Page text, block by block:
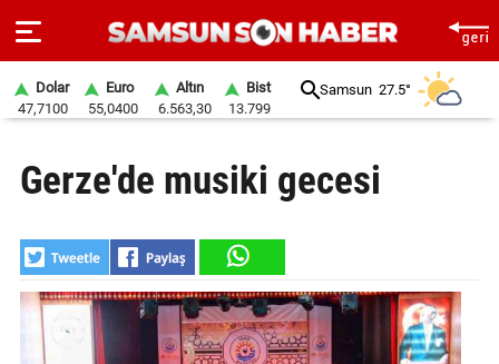
SAYFA
HABER
SAMSUNSPOR
GÜNDEM
Dolar
47,7100
Euro
55,0400
Altın
6.563,30
Bist
13.799
Samsun 27.5°
Gerze'de musiki gecesi